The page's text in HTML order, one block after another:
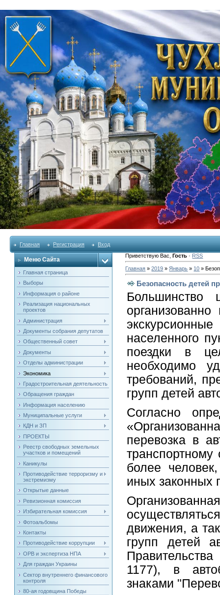
Главная Регистрация Вход
Меню Сайта
Главная страница
Выборы
Информация о районе
Реализация национальных
проектов
Администрация
Документы собрания депутатов
Общественный совет
Документы
Отделы администрации
Экономика
Градостроительная деятельность
Обращения граждан
Информация населению
Муниципальные услуги
КДН и ЗП
ПРОЕКТЫ
Реестр свободных земельных
участков и помещений
Каникулы
Противодействие терроризму и
экстремизму
Открытые данные
Ревизионная комиссия
Избирательная комиссия
Фотоальбомы
Контакты
Противодействие коррупции
ОРВ и экспертиза НПА
Для граждан Украины
Сектор внутреннего финансового
контроля
80-ая годовщина Победы
Приветствую Вас ,Гость · RSS
Главная »2019 » Январь » 10 »
Безопасность детей
Большинство
населенного
поездки в
необходимо
требований,
групп детей
Согласно
перевозка в
транспортному
более
иных законных
движения, а
групп детей
1177), в
знаками